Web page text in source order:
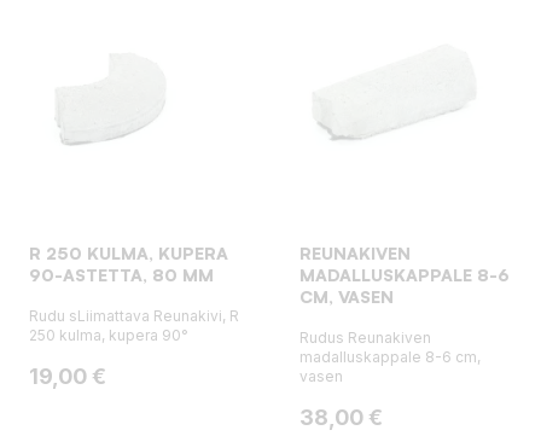
R 250 KULMA, KUPERA
90-ASTETTA, 80 MM
Rudu sLiimattava Reunakivi, R
250 kulma, kupera 90°
Hinta
19,00 €
REUNAKIVEN
MADALLUSKAPPALE 8-6
CM, VASEN
Rudus Reunakiven
madalluskappale 8-6 cm,
vasen
Hinta
38,00 €